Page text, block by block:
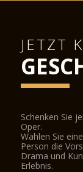
JETZT
Schenken Sie
Oper.
Wählen Sie
Person die
Drama und
Erlebnis.